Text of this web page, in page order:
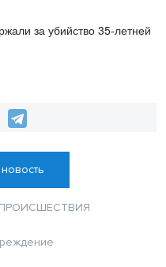
за убийство 35-летней